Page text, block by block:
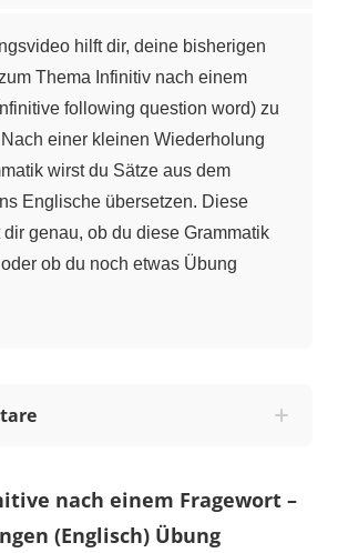
hilft dir, deine bisherigen
Thema Infinitiv nach einem
following question word) zu
einer kleinen Wiederholung
wirst du Sätze aus dem
Englische übersetzen. Diese
genau, ob du diese Grammatik
ob du noch etwas Übung
nach einem Fragewort –
(Englisch) Übung